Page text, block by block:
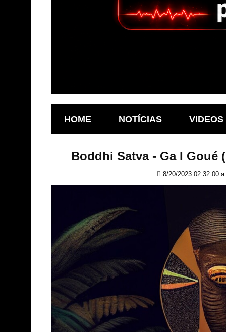
HOME NOTÍCIAS VIDEOS
Boddhi Satva - Ga I Goué
8/20/2023 02:32:00